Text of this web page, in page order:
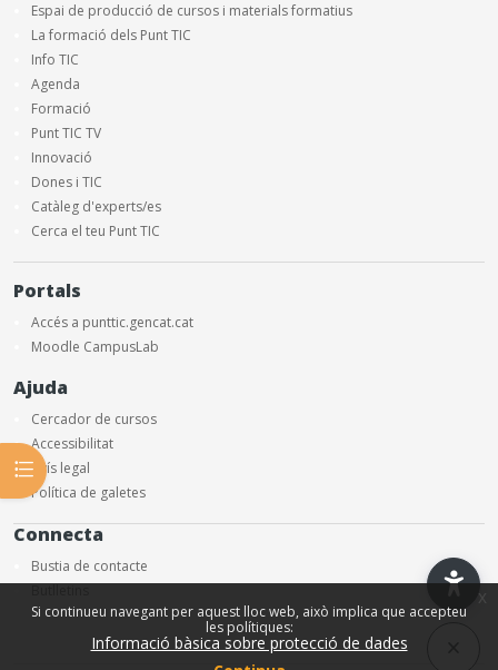
Si continueu navegant per aquest lloc web, això implica que accepteu
les polítiques:
Informació bàsica sobre protecció de dades
x
Obre l'índex del curs
Espai de producció de cursos i materials formatius
La formació dels Punt TIC
Info TIC
Agenda
Formació
Punt TIC TV
Innovació
Dones i TIC
Catàleg d'experts/es
Cerca el teu Punt TIC
Portals
Accés a punttic.gencat.cat
Moodle CampusLab
Ajuda
Cercador de cursos
Accessibilitat
Avís legal
Política de galetes
Connecta
Bustia de contacte